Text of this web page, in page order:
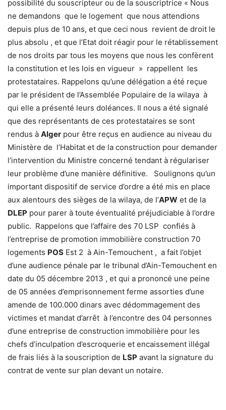
possibilité du souscripteur ou de la souscriptrice « Nous
ne demandons que le logement que nous attendions
depuis plus de 10 ans, et que ceci nous revient de droit le
plus absolu , et que l’Etat doit réagir pour le rétablissement
de nos droits par tous les moyens que nous les confèrent
la constitution et les lois en vigueur » rappellent les
protestataires. Rappelons qu’une délégation a été reçue
par le président de l’Assemblée Populaire de la wilaya à
qui elle a présenté leurs doléances. Il nous a été signalé
que des représentants de ces protestataires se sont
rendus à Alger pour être reçus en audience au niveau du
Ministère de l’Habitat et de la construction pour demander
l’intervention du Ministre concerné tendant à régulariser
leur problème d’une manière définitive. Soulignons qu’un
important dispositif de service d’ordre a été mis en place
aux alentours des sièges de la wilaya, de l’APW et de la
DLEP pour parer à toute éventualité préjudiciable à l’ordre
public. Rappelons que l’affaire des 70 LSP confiés à
l’entreprise de promotion immobilière construction 70
logements POS Est 2 à Ain-Temouchent , a fait l’objet
d’une audience pénale par le tribunal d’Ain-Temouchent en
date du 05 décembre 2013 , et qui a prononcé une peine
de 05 années d’emprisonnement ferme assorties d’une
amende de 100.000 dinars avec dédommagement des
victimes et mandat d’arrêt à l’encontre des 04 personnes
d’une entreprise de construction immobilière pour les
chefs d’inculpation d’escroquerie et encaissement illégal
de frais liés à la souscription de LSP avant la signature du
contrat de vente sur plan devant un notaire.